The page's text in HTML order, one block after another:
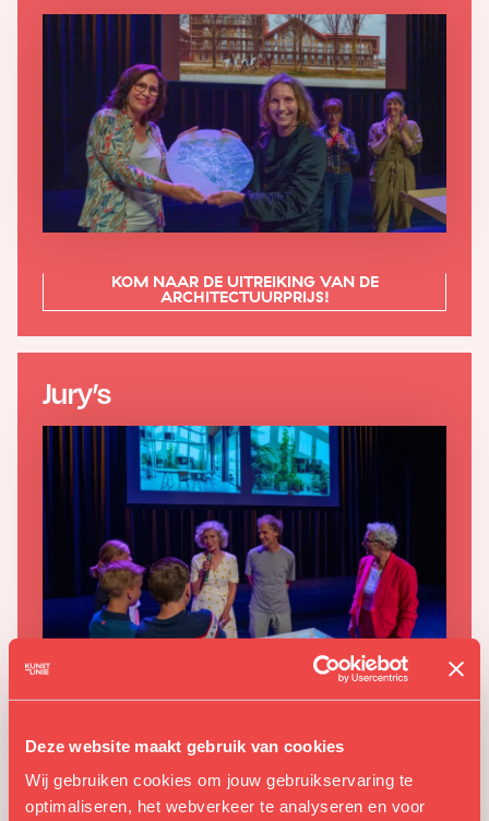
Deze website maakt gebruik van cookies
Wij gebruiken cookies om jouw gebruikservaring te
optimaliseren, het webverkeer te analyseren en voor
KOM NAAR DE UITREIKING VAN DE
ARCHITECTUURPRIJS!
Jury’s
MAAK KENNIS MET DE JURY'S
Deelnamereglement